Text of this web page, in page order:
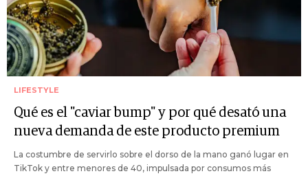
LIFESTYLE
Qué es el "caviar bump" y por qué desató una
nueva demanda de este producto premium
La costumbre de servirlo sobre el dorso de la mano ganó lugar en
TikTok y entre menores de 40, impulsada por consumos más